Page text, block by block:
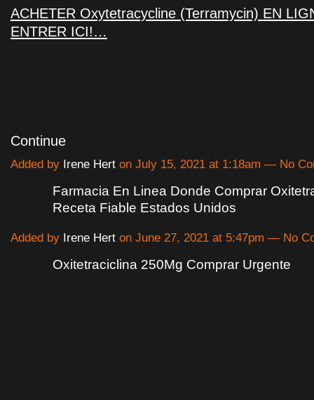
ACHETER Oxytetracycline (Terramycin) EN
ENTRER ICI!…
Continue
Added by Irene Hert on July 15, 2021 at 1:18am — No
Farmacia En Linea Donde Comprar
Receta Fiable Estados Unidos
Added by Irene Hert on June 27, 2021 at 5:47pm — No
Oxitetraciclina 250Mg Comprar Urgente